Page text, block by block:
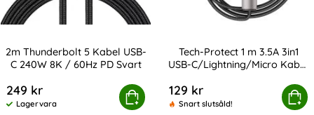
2m Thunderbolt 5 Kabel USB-
C 240W 8K / 60Hz PD Svart
249 kr
Tillgänglighet:
Lagervara
Köp
5 Kabel USB-C 240W 8K / 60Hz PD Svart
Tech-Protect 1 m 3.5A 3in1
USB-C/Lightning/Micro Kabel
129 kr
Snart slutsåld!
Köp
Tech-Protect 1 m 3.5A 3in1 USB-C/